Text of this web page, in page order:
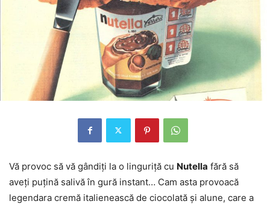
Vă provoc să vă gândiţi la o linguriţă cu Nutella fără să
aveţi puţină salivă în gură instant… Cam asta provoacă
legendara cremă italienească de ciocolată şi alune, care a